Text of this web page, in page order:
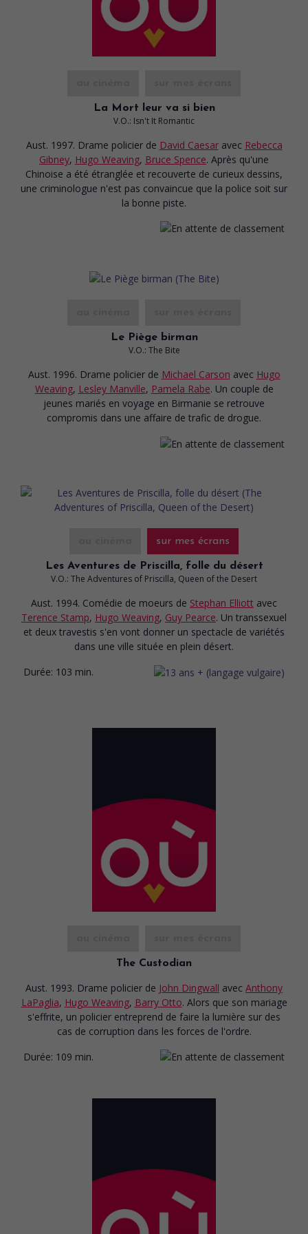
La Mort leur va si bien
V.O.: Isn't It Romantic
Aust. 1997. Drame policier de David Caesar avec Rebecca
Gibney, Hugo Weaving, Bruce Spence. Après qu'une
Chinoise a été étranglée et recouverte de curieux dessins,
une criminologue n'est pas convaincue que la police soit sur
la bonne piste.
Le Piège birman
V.O.: The Bite
Aust. 1996. Drame policier de Michael Carson avec Hugo
Weaving, Lesley Manville, Pamela Rabe. Un couple de
jeunes mariés en voyage en Birmanie se retrouve
compromis dans une affaire de trafic de drogue.
sur mes écrans
Les Aventures de Priscilla, folle du désert
V.O.: The Adventures of Priscilla, Queen of the Desert
Aust. 1994. Comédie de moeurs de Stephan Elliott avec
Terence Stamp, Hugo Weaving, Guy Pearce. Un transsexuel
et deux travestis s'en vont donner un spectacle de variétés
dans une ville située en plein désert.
Durée: 103 min.
The Custodian
Aust. 1993. Drame policier de John Dingwall avec Anthony
LaPaglia, Hugo Weaving, Barry Otto. Alors que son mariage
s'effrite, un policier entreprend de faire la lumière sur des
cas de corruption dans les forces de l'ordre.
Durée: 109 min.